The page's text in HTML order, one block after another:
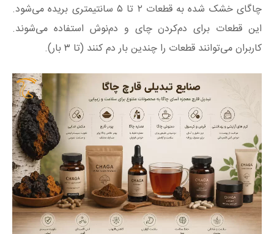
چاگای خشک شده به قطعات ۲ تا ۵ سانتیمتری بریده می‌شود.
این قطعات برای دم‌کردن چای و دم‌نوش استفاده می‌شوند.
کاربران می‌توانند قطعات را چندین بار دم کنند (تا ۳ بار).